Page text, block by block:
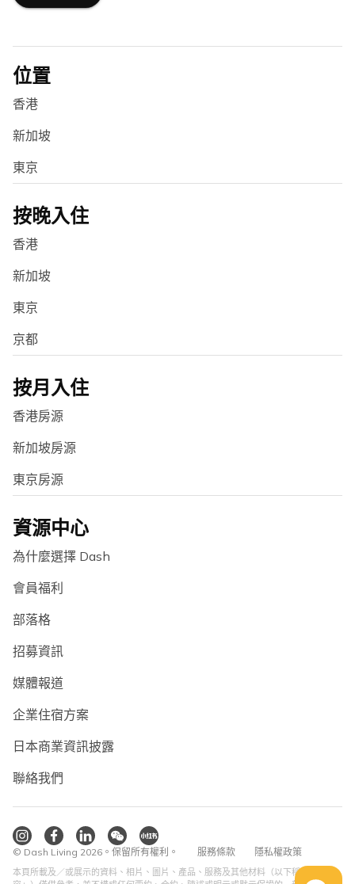
位置
香港
新加坡
東京
按晚入住
香港
新加坡
東京
京都
按月入住
香港房源
新加坡房源
東京房源
資源中心
為什麼選擇 Dash
會員福利
部落格
招募資訊
媒體報道
企業住宿方案
日本商業資訊披露
聯絡我們
© Dash Living 2026。保留所有權利。 服務條款 隱私權政策
本頁所載及／或展示的資料、相片、圖片、產品、服務及其他材料（以下稱「內